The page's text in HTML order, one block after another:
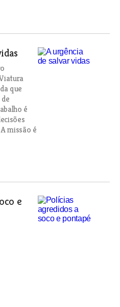
que
é
missão é
e